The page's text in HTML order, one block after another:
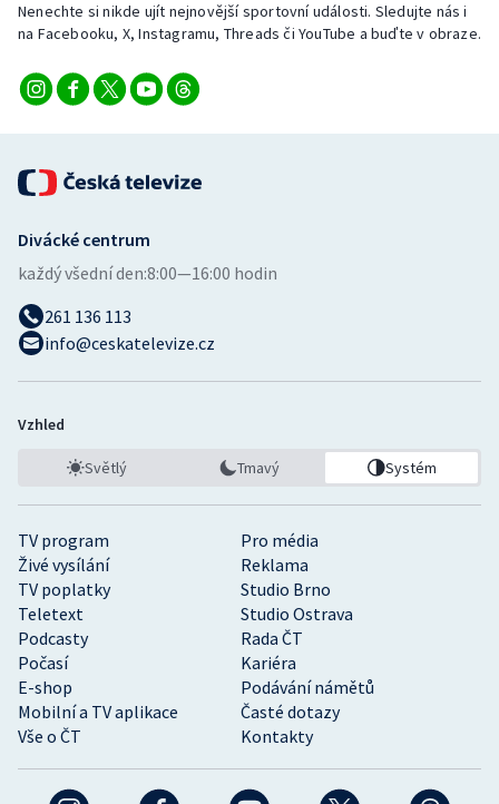
Nenechte si nikde ujít nejnovější sportovní události. Sledujte nás i
na Facebooku, X, Instagramu, Threads či YouTube a buďte v obraze.
TV program
Pro média
Živé vysílání
Reklama
TV poplatky
Studio Brno
Teletext
Studio Ostrava
Podcasty
Rada ČT
Počasí
Kariéra
E-shop
Podávání námětů
Mobilní a TV aplikace
Časté dotazy
Vše o ČT
Kontakty
Divácké centrum
každý všední den:8:00—16:00 hodin
261 136 113
info@ceskatelevize.cz
Vzhled
Světlý Tmavý Systém